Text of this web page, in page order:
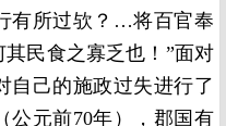
有所过欤？…将百官奉
民食之寡乏也！”面对
自己的施政过失进行了
公元前70年），郡国有